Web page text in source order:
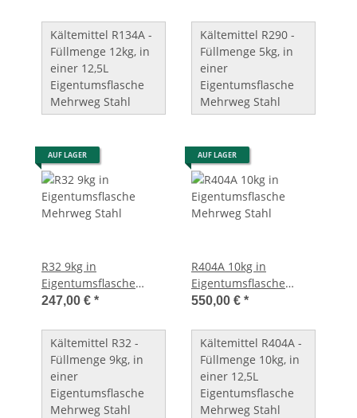
Kältemittel R134A -
Füllmenge 12kg, in
einer 12,5L
Eigentumsflasche
Mehrweg Stahl
Kältemittel R290 -
Füllmenge 5kg, in
einer
Eigentumsflasche
Mehrweg Stahl
AUF LAGER
R32 9kg in
Eigentumsflasche
Mehrweg Stahl
247,00 € *
Kältemittel R32 -
Füllmenge 9kg, in
einer
Eigentumsflasche
Mehrweg Stahl
AUF LAGER
R404A 10kg in
Eigentumsflasche
Mehrweg Stahl
550,00 € *
Kältemittel R404A -
Füllmenge 10kg, in
einer 12,5L
Eigentumsflasche
Mehrweg Stahl